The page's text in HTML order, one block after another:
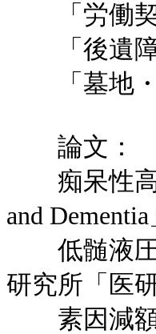
「労働契
「後遺障
「墓地・
論文：
痴呆性高
and
低髄液圧
研究所「医
素因減額―